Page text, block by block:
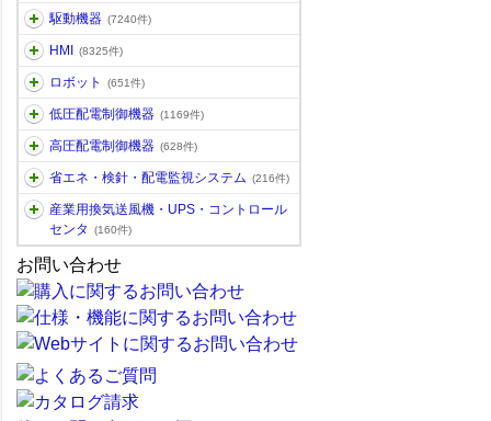
駆動機器 (7240件)
HMI (8325件)
ロボット (651件)
低圧配電制御機器 (1169件)
高圧配電制御機器 (628件)
省エネ・検針・配電監視システム (216件)
産業用換気送風機・UPS・コントロール
センタ
(160件)
お問い合わせ